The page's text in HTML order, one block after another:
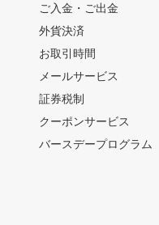
ご入金・ご出金
外貨決済
お取引時間
メールサービス
証券税制
クーポンサービス
バースデープログラム